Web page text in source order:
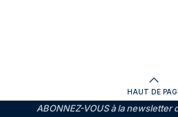
HAUT DE
ABONNEZ-VOUS à la newsletter